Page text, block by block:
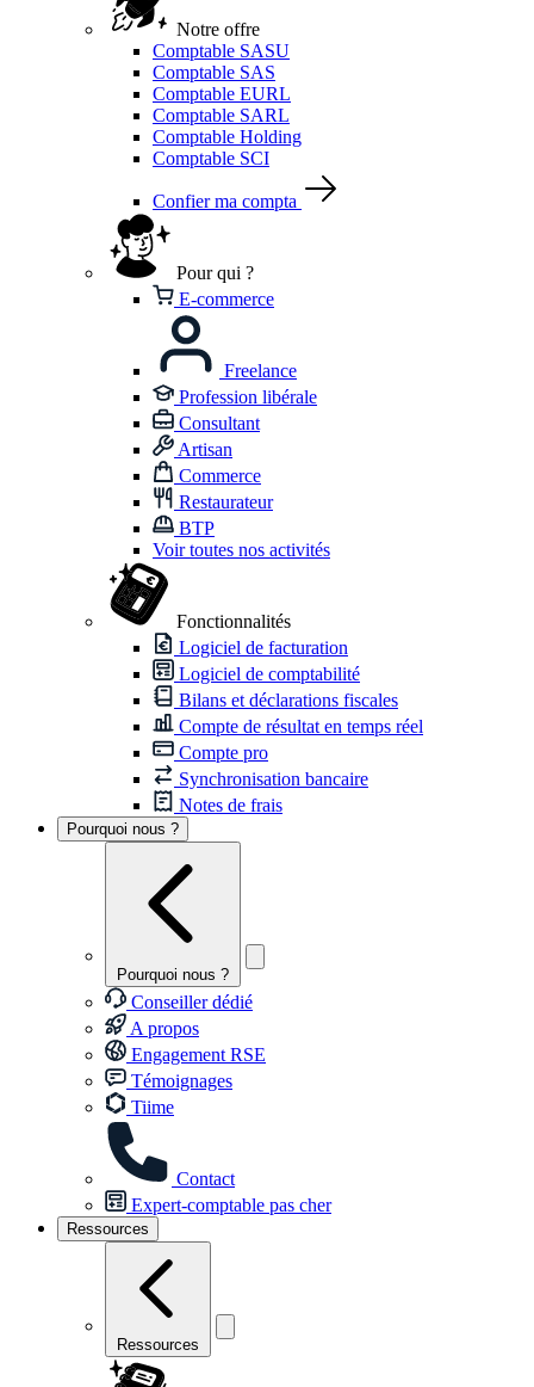
Notre offre
Comptable SASU
Comptable SAS
Comptable EURL
Comptable SARL
Comptable Holding
Comptable SCI
Confier ma compta
Pour qui ?
E-commerce
Freelance
Profession libérale
Consultant
Artisan
Commerce
Restaurateur
BTP
Voir toutes nos activités
Fonctionnalités
Logiciel de facturation
Logiciel de comptabilité
Bilans et déclarations fiscales
Compte de résultat en temps réel
Compte pro
Synchronisation bancaire
Notes de frais
Pourquoi nous ?
Pourquoi nous ?
Conseiller dédié
A propos
Engagement RSE
Témoignages
Tiime
Contact
Expert-comptable pas cher
Ressources
Ressources